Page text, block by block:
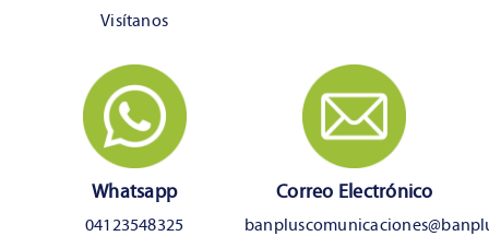
Visítanos
Whatsapp
04123548325
Correo Electrónico